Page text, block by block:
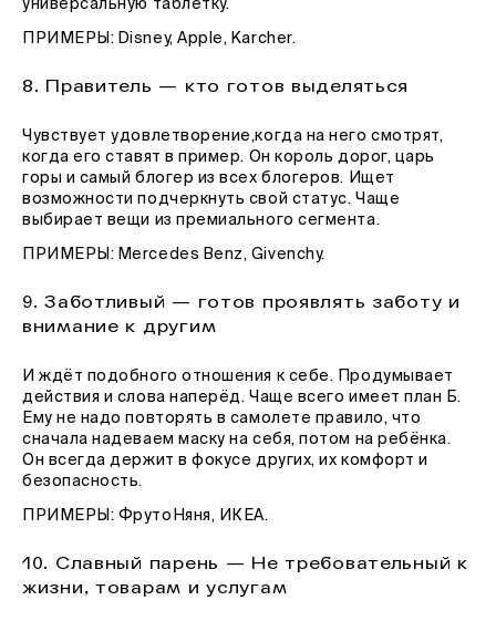
универсальную таблетку.
ПРИМЕРЫ: Disney, Apple, Karcher.
8. Правитель — кто готов выделяться
Чувствует удовлетворение,когда на него смотрят,
когда его ставят в пример. Он король дорог, царь
горы и самый блогер из всех блогеров. Ищет
возможности подчеркнуть свой статус. Чаще
выбирает вещи из премиального сегмента.
ПРИМЕРЫ: Mercedes Benz, Givenchy.
9. Заботливый — готов проявлять заботу и
внимание к другим
И ждёт подобного отношения к себе. Продумывает
действия и слова наперёд. Чаще всего имеет план Б.
Ему не надо повторять в самолете правило, что
сначала надеваем маску на себя, потом на ребёнка.
Он всегда держит в фокусе других, их комфорт и
безопасность.
ПРИМЕРЫ: ФрутоНяня, ИКЕА.
10. Славный парень — Не требовательный к
жизни, товарам и услугам